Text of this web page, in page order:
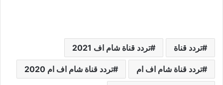
تردد قناة تردد قناة شام اف 2021
تردد قناة شام اف ام تردد قناة شام اف ام 2020